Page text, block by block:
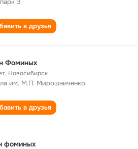
3
в друзья
Фоминых
, Новосибирск
им. М.П. Мирошниченко
в друзья
фоминых